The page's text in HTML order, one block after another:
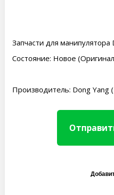
Запчасти для манипулятора
Состояние: Новое
Производитель: Dong